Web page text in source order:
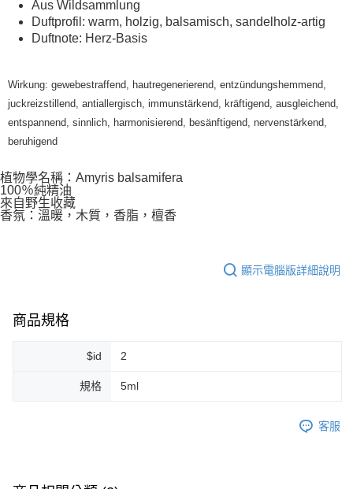
運送方式
全家取貨付款
全家純取貨 (先付款
每筆NT$80，滿NT$999(含以上)免運費
7-11取貨付款
7-11純取貨 (先付款
每筆NT$80，滿NT$999(含以上)免運費
Aus Wildsammlung
Duftprofil: warm, holzig, balsamisch, sandelholz-artig
Duftnote: Herz-Basis
Wirkung: gewebestraffend, hautregenerierend, entzündungshemmend,
juckreizstillend, antiallergisch, immunstärkend, kräftigend, ausgleichend,
entspannend, sinnlich, harmonisierend, besänftigend, nervenstärkend,
beruhigend
植物學名稱：Amyris balsamifera
100％純精油
來自野生收藏
香氛：溫暖，木質，香脂，檀香
顯示電腦版詳細說明
商品規格
$id 2
規格 5ml
客服